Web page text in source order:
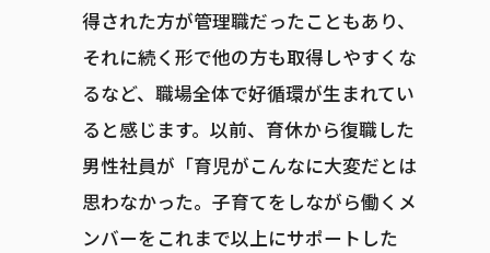
得された方が管理職だったこともあり、
それに続く形で他の方も取得しやすくな
るなど、職場全体で好循環が生まれてい
ると感じます。以前、育休から復職した
男性社員が「育児がこんなに大変だとは
思わなかった。子育てをしながら働くメ
ンバーをこれまで以上にサポートした